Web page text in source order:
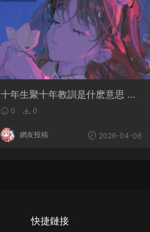
十年生聚十年教訓是什麽意思 成
語典故出自哪裏
0 0
網友投稿 2026-04-06
快捷鏈接